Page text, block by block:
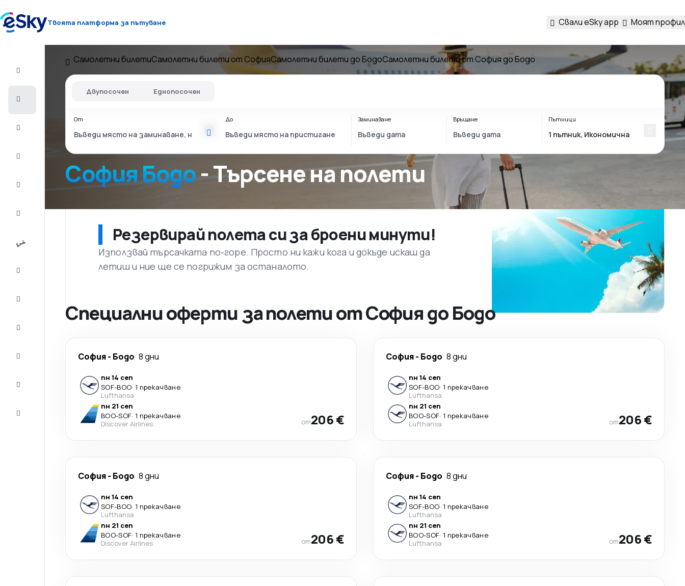
Твоята платформа за пътуване Свали eSky app Моят профил
Самолетни билетиСамолетни билети от СофияСамолетни билети до БодоСамолетни билети от София до Бодо
София Бодо- Търсене на полети
Двупосочен Еднопосочен
От До Заминаване Връщане Пътници
Резервирай полета си за броени минути!
Използвай търсачката по-горе. Просто ни кажи кога и докъде искаш да
летиш и ние ще се погрижим за останалото.
Специални оферти за полети от София до Бодо
София- Бодо 8 дни
пн 14 сеп
SOF-BOO· 1 прекачване
Lufthansa
пн 21 сеп
BOO-SOF· 1 прекачване
Discover Airlines
от206 €
София- Бодо 8 дни
пн 14 сеп
SOF-BOO· 1 прекачване
Lufthansa
пн 21 сеп
BOO-SOF· 1 прекачване
Lufthansa
от206 €
София- Бодо 8 дни
пн 14 сеп
SOF-BOO· 1 прекачване
Lufthansa
пн 21 сеп
BOO-SOF· 1 прекачване
Discover Airlines
от206 €
София- Бодо 8 дни
пн 14 сеп
SOF-BOO· 1 прекачване
Lufthansa
пн 21 сеп
BOO-SOF· 1 прекачване
Lufthansa
от206 €